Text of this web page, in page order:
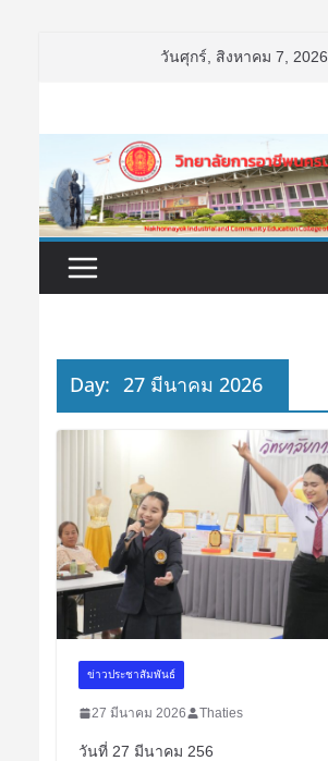
วันศุกร์, สิงหาคม 7, 2026
Day: 27 มีนาคม 2026
ข่าวประชาสัมพันธ์
27 มีนาคม 2026 Thaties
วันที่ 27 มีนาคม 256